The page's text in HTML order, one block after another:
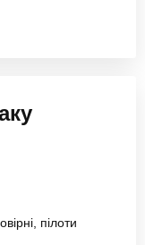
пілоти